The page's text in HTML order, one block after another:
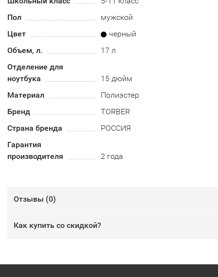
Пол
мужской
Цвет
черный
Объем, л.
17 л
Отделение для
ноутбука
15 дюйм
Материал
Полиэстер
Бренд
TORBER
Страна бренда
РОССИЯ
Гарантия
производителя
2 года
Отзывы (0)
Как купить со скидкой?